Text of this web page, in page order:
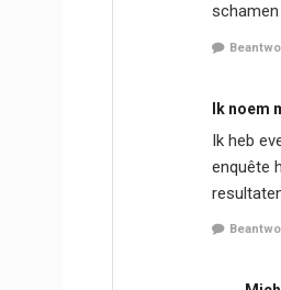
Ik noem
Ik heb
enquête